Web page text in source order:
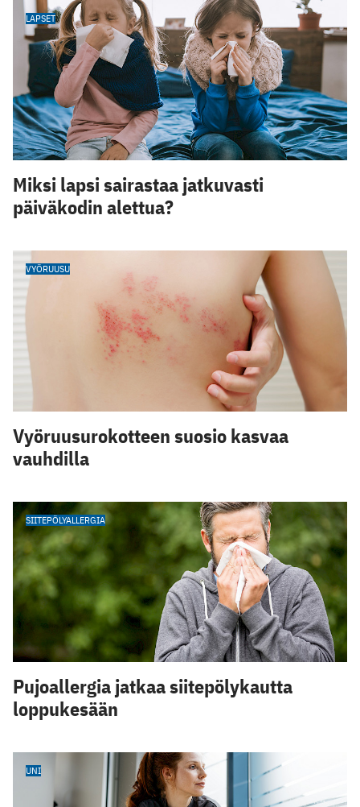
LAPSET
Miksi lapsi sairastaa jatkuvasti
päiväkodin alettua?
VYÖRUUSU
Vyöruusurokotteen suosio kasvaa
vauhdilla
SIITEPÖLYALLERGIA
Pujoallergia jatkaa siitepölykautta
loppukesään
UNI